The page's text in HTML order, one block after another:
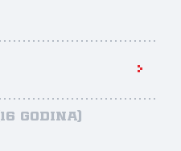
(16 godina)